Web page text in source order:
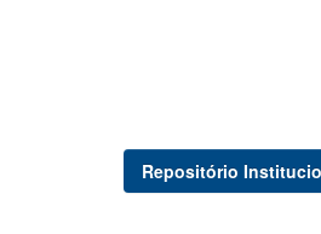
Repositório